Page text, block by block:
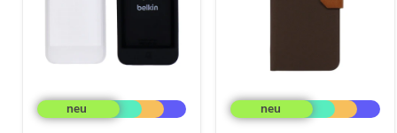
5
Flexcase
Magnetverschluss,
Fächer